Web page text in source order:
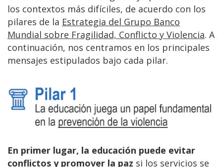
los contextos más difíciles, de acuerdo con los
pilares de la Estrategia del Grupo Banco
Mundial sobre Fragilidad, Conflicto y Violencia. A
continuación, nos centramos en los principales
mensajes estipulados bajo cada pilar.
En primer lugar, la educación puede evitar
conflictos y promover la paz si los servicios se